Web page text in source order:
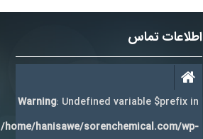
اطلاعات تماس
Warning: Undefined variable $prefix in
/home/hanisawe/sorenchemical.com/wp-